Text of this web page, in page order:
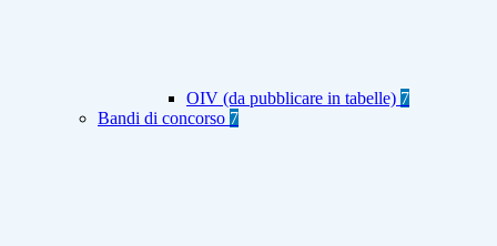
OIV (da pubblicare in tabelle) 7
Bandi di concorso 7